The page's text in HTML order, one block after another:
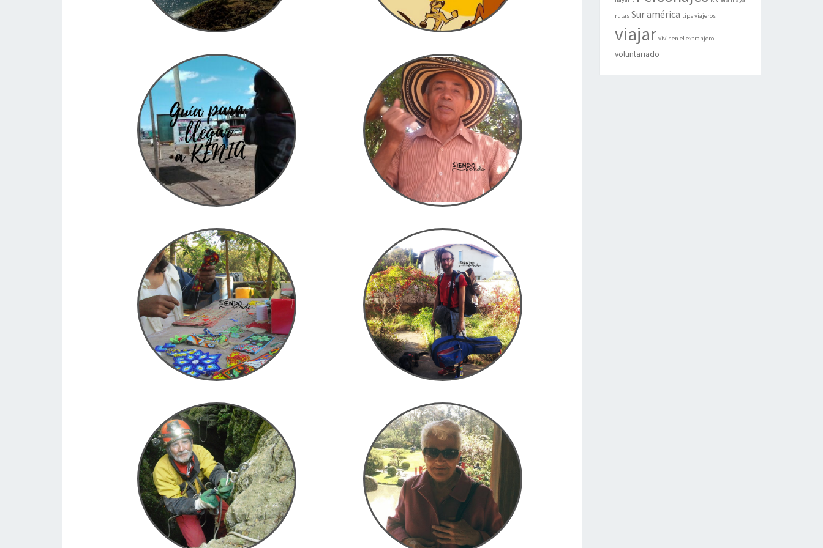
piratas eran aficionados
¿Y que te aconsejo de
hacer y ver si caes por esta…
LEER MÁSLEER MÁS
cercana! El Suajili cambia muchísimo de un país a
otro, ¡incluso de una región a otra del mismo país!
:O por…
LEER MÁSLEER MÁS
Guía para llegar a Kenia
Kenia 03.03.2018 Información general sobre el
país Nombre oficial: República de Kenia. En suajili:
Jamhuri ya Kenya Superficie: 580 3672​ km²
Población: 46 567 000 hab Capital: Nairobi
Fabricando una gaita
colombiana
Desde Toulouse, Francia, nos teletransportamos
a la sierra de Santa Marta, Colombia 12.06.2017
El arte de la chaquira, en
Nayarit
En San María del Oro, Nayarit, México 06.12.2016
En Toulouse con Marcel
Toulouse, Francia, 25.10.2017 Marcel: Llevo 6
meses viviendo sin dinero, y de verdad, no lo
necesito para nada
En Tautavel con Alain
Tautavel, Francia, 28.05.2017 Fin de semana de
espeleologia en Tautavel, Francia.
En Toulouse con Mme Lafont
Toulouse, Francia, 20.04.2017
rutas Sur américa tips viajeros
viajar vivir en el extranjero
voluntariado